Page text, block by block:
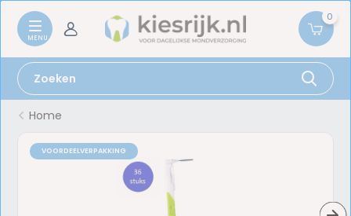
0
Home
VOORDEELVERPAKKING